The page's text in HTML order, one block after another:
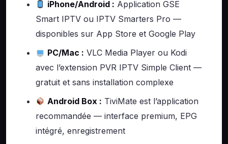
iPhone/Android : Application GSE
Smart IPTV ou IPTV Smarters Pro —
disponibles sur App Store et Google Play
PC/Mac : VLC Media Player ou Kodi
avec l’extension PVR IPTV Simple Client —
gratuit et sans installation complexe
Android Box : TiviMate est l’application
recommandée — interface premium, EPG
intégré, enregistrement